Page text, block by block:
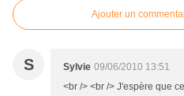
Ajouter un
S Sylvie 09/06/2010 13:51
<br /> <br /> J'espère que